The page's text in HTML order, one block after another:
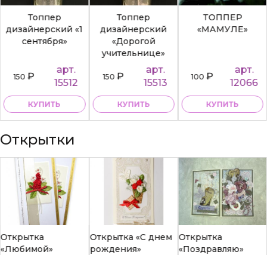
Топпер
дизайнерский «1
сентября»
150₽
арт.
15512
КУПИТЬ
Топпер
дизайнерский
«Дорогой
учительнице»
150₽
арт.
15513
КУПИТЬ
ТОППЕР
«МАМУЛЕ»
100₽
арт.
12066
КУПИТЬ
Открытки
Открытка
«Любимой»
Открытка «С днем
рождения»
Открытка
«Поздравляю»